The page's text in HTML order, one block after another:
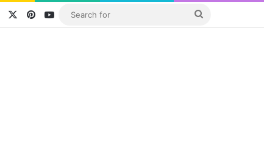
FacebookPinterestYouTube